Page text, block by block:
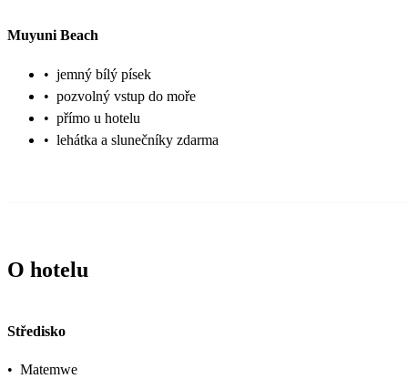
Muyuni Beach
• jemný bílý písek
• pozvolný vstup do moře
• přímo u hotelu
• lehátka a slunečníky zdarma
O hotelu
Středisko
• Matemwe